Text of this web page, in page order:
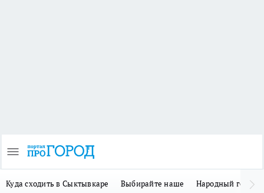
Куда сходить в Сыктывкаре Выбирайте наше Народный герой